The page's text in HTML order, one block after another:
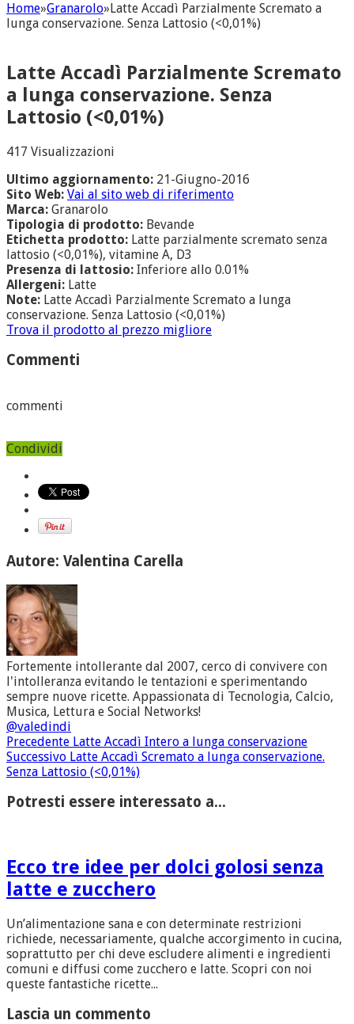
Home»Granarolo»Latte Accadì Parzialmente Scremato a
lunga conservazione. Senza Lattosio (<0,01%)
Latte Accadì Parzialmente Scremato
a lunga conservazione. Senza
Lattosio (<0,01%)
417 Visualizzazioni
Ultimo aggiornamento: 21-Giugno-2016
Sito Web: Vai al sito web di riferimento
Marca: Granarolo
Tipologia di prodotto: Bevande
Etichetta prodotto: Latte parzialmente scremato senza
lattosio (<0,01%), vitamine A, D3
Presenza di lattosio: Inferiore allo 0.01%
Allergeni: Latte
Note: Latte Accadì Parzialmente Scremato a lunga
conservazione. Senza Lattosio (<0,01%)
Trova il prodotto al prezzo migliore
Commenti
commenti
Condividi
Autore: Valentina Carella
Fortemente intollerante dal 2007, cerco di convivere con
l'intolleranza evitando le tentazioni e sperimentando
sempre nuove ricette. Appassionata di Tecnologia, Calcio,
Musica, Lettura e Social Networks!
@valedindi
Precedente Latte Accadì Intero a lunga conservazione
Successivo Latte Accadì Scremato a lunga conservazione.
Senza Lattosio (<0,01%)
Potresti essere interessato a...
Ecco tre idee per dolci golosi senza
latte e zucchero
Un’alimentazione sana e con determinate restrizioni
richiede, necessariamente, qualche accorgimento in cucina,
soprattutto per chi deve escludere alimenti e ingredienti
comuni e diffusi come zucchero e latte. Scopri con noi
queste fantastiche ricette...
Lascia un commento